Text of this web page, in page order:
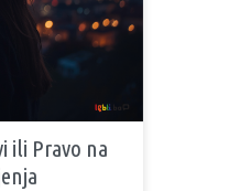
ili Pravo na